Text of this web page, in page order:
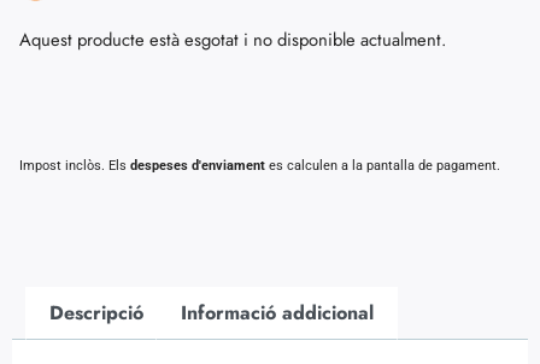
Aquest producte està esgotat i no disponible actualment.
Impost inclòs. Els despeses d'enviament es calculen a la pantalla de pagament.
Descripció Informació addicional